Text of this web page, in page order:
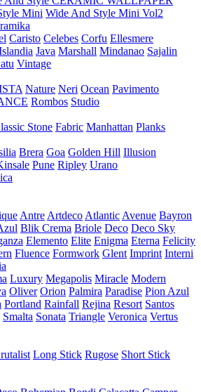
Mini Wide And Style Mini Vol2
Caristo Celebes Corfu Ellesmere
Java Marshall Mindanao Sajalin
Vintage
Nature Neri Ocean Pavimento
Rombos Studio
Stone Fabric Manhattan Planks
Brera Goa Golden Hill Illusion
Pune Ripley Urano
Antre Artdeco Atlantic Avenue Bayron
Blik Crema Briole Deco Deco Sky
Elemento Elite Enigma Eterna Felicity
Fluence Formwork Glent Imprint Interni
Luxury Megapolis Miracle Modern
Oliver Orion Palmira Paradise Pion Azul
Portland Rainfall Rejina Resort Santos
Smalta Sonata Triangle Veronica Vertus
Long Stick Rugose Short Stick